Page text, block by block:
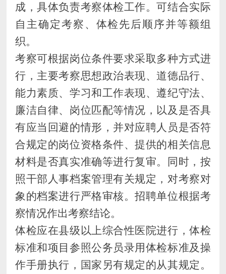
成，具体负责考察体检工作。可结合实际
自主确定考察、体检先后顺序并等额组
织。
考察可根据岗位条件要求采取多种方式进
行，主要考察思想政治表现、道德品行、
能力素质、学习和工作表现、遵纪守法、
廉洁自律、岗位匹配等情况，以及是否具
有应当回避的情形，并对应聘人员是否符
合规定的岗位资格条件、提供的相关信息
材料是否真实准确等进行复审。同时，按
照干部人事档案管理有关规定，对考察对
象的档案进行严格审核。招聘单位根据考
察情况作出考察结论。
体检应在县级以上综合性医院进行，体检
标准和项目参照公务员录用体检标准及操
作手册执行，国家另有规定的从其规定。